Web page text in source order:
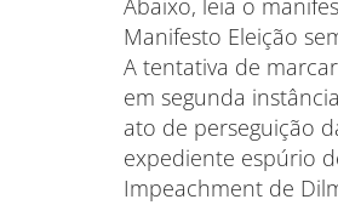
Abaixo, leia o
Manifesto Eleição
A tentativa de
em segunda
ato de perseguição
expediente espúrio
Impeachment de